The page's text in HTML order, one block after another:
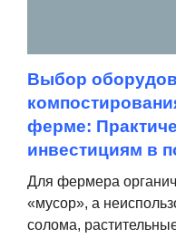
Выбор
ферме:
инвестициям в
Для фермера
«мусор», а
солома,